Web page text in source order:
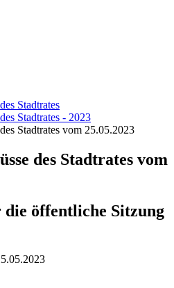
Stadtrates
Stadtrates - 2023
Stadtrates vom 25.05.2023
des Stadtrates vom
öffentliche Sitzung